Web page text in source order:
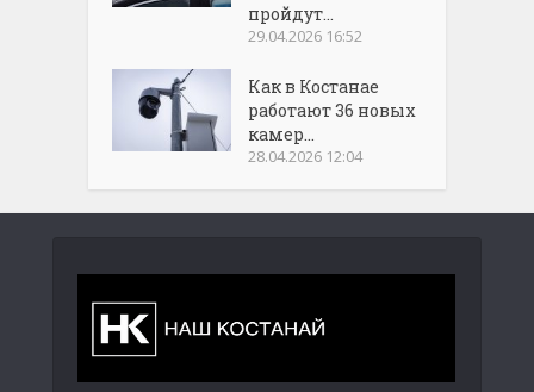
пройдут...
29.04.2026 16:52
Как в Костанае
работают 36 новых
камер...
28.04.2026 12:04